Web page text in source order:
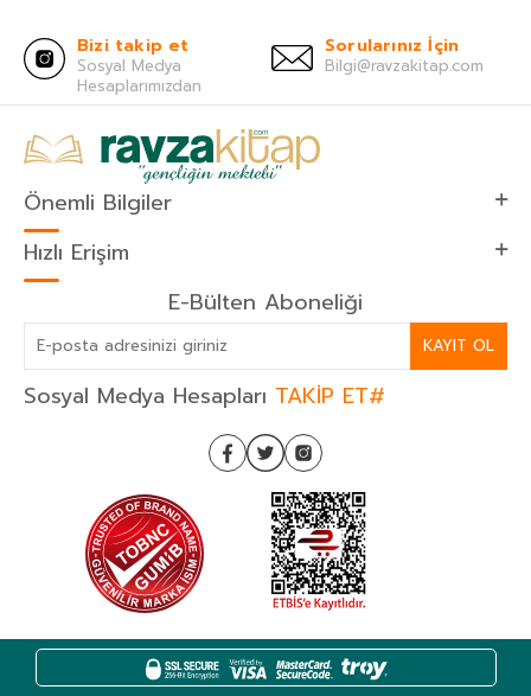
Bizi takip et
Sosyal Medya
Hesaplarımızdan
Sorularınız İçin
Bilgi@ravzakitap.com
Önemli Bilgiler
Hızlı Erişim
E-Bülten Aboneliği
KAYIT OL
Sosyal Medya Hesapları TAKİP ET#